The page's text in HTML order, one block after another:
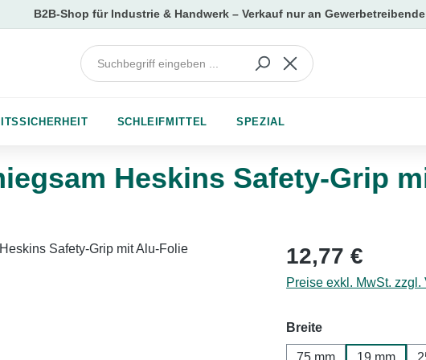
SCHLEIFMITTEL SPEZIAL
Heskins Safety-Grip
Regulärer Preis:
12,77 €
Preise exkl. MwSt. zzgl.
Breiteauswählen
75 mm 19 mm